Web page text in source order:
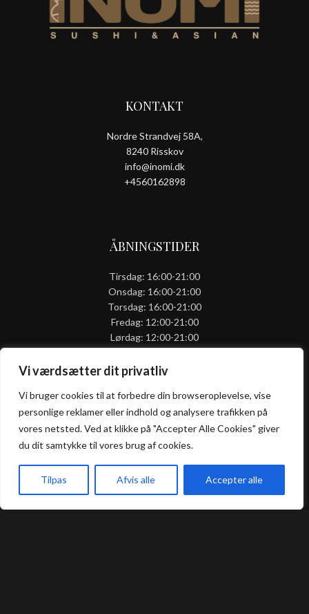
Vi værdsætter dit privatliv
Vi bruger cookies til at forbedre din browseroplevelse, vise
personlige reklamer eller indhold og analysere trafikken på
vores netsted. Ved at klikke på "Accepter Alle Cookies" giver
du dit samtykke til vores brug af cookies.
Tilpas Afvis alle Accepter alle
KONTAKT
Nordre Strandvej 58A,
8240 Risskov
info@inomi.dk
+4560162898
ÅBNINGSTIDER
Tirsdag: 16:00-21:00
Onsdag: 16:00-21:00
Torsdag: 16:00-21:00
Fredag: 12:00-21:00
Lørdag: 12:00-21:00
Mandag: Lukket
PRAKTISK
Om Inomi
Handelsbetingelser
Privatlivspolitik